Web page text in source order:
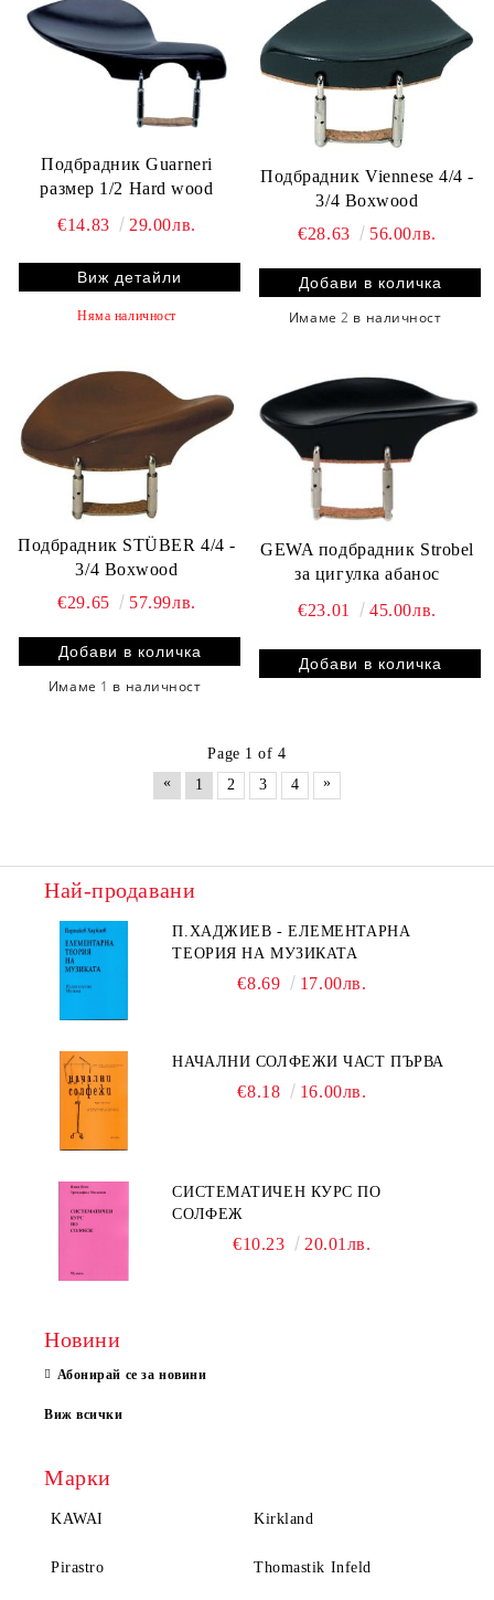
Подбрадник Guarneri
размер 1/2 Hard wood
€14.83
29.00лв.
Виж детайли
Няма наличност
Подбрадник Viennese 4/4 -
3/4 Boxwood
€28.63
56.00лв.
Имаме2 в наличност
Подбрадник STÜBER 4/4 -
3/4 Boxwood
€29.65
57.99лв.
Имаме 1 в наличност
GEWA подбрадник Strobel
за цигулка абанос
€23.01
45.00лв.
Page 1 of 4
«
1 2 3 4 »
Най-продавани
П.ХАДЖИЕВ - ЕЛЕМЕНТАРНА
ТЕОРИЯ НА МУЗИКАТА
€8.69 17.00лв.
НАЧАЛНИ СОЛФЕЖИ ЧАСТ ПЪРВА
€8.18 16.00лв.
СИСТЕМАТИЧЕН КУРС ПО
СОЛФЕЖ
€10.23 20.01лв.
Новини
Абонирай се за новини
Виж всички
Марки
KAWAI Kirkland
Pirastro Thomastik Infeld